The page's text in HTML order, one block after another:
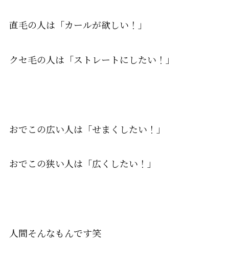
直毛の人は「カールが欲しい！」
クセ毛の人は「ストレートにしたい！」
おでこの広い人は「せまくしたい！」
おでこの狭い人は「広くしたい！」
人間そんなもんです笑